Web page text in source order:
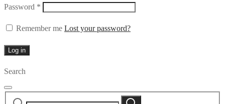
Password *
Remember me Lost your password?
Log in
Search
Search Search